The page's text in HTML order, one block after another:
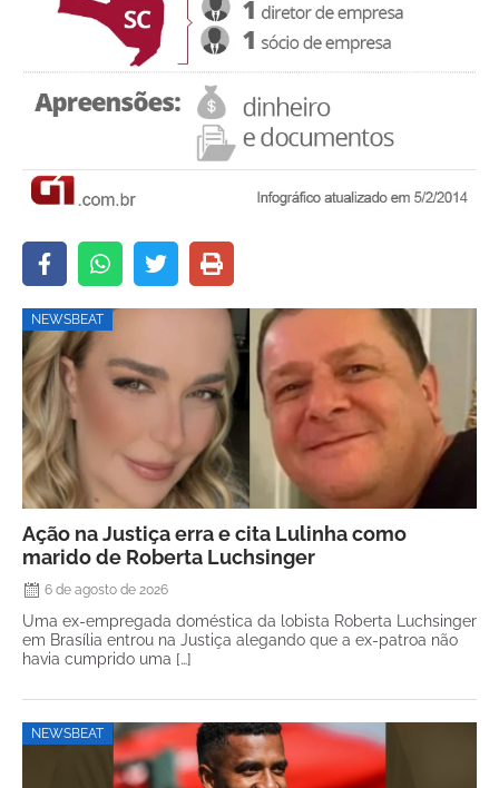
NEWSBEAT
Ação na Justiça erra e cita Lulinha como
marido de Roberta Luchsinger
6 de agosto de 2026
Uma ex-empregada doméstica da lobista Roberta Luchsinger
em Brasília entrou na Justiça alegando que a ex-patroa não
havia cumprido uma […]
NEWSBEAT